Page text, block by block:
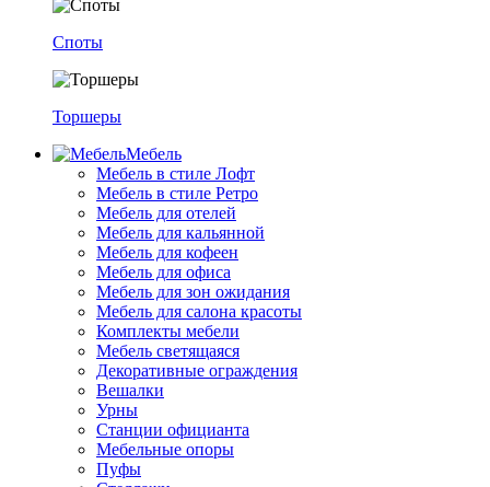
Споты
Торшеры
Мебель
Мебель в стиле Лофт
Мебель в стиле Ретро
Мебель для отелей
Мебель для кальянной
Мебель для кофеен
Мебель для офиса
Мебель для зон ожидания
Мебель для салона красоты
Комплекты мебели
Мебель светящаяся
Декоративные ограждения
Вешалки
Урны
Станции официанта
Мебельные опоры
Пуфы